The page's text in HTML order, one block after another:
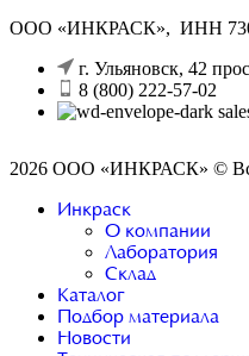
ООО «ИНКРАСК», ИНН
г. Ульяновск, 42
8 (800) 222-57-02
2026 ООО «ИНКРАСК» ©
Инкраск
О компании
Лаборатория
Склад
Каталог
Подбор материала
Новости